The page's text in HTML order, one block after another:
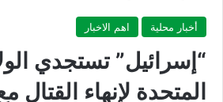
أخبار محلية اهم الاخبار
“إسرائيل” تستجدي
المتحدة لإنهاء القتال